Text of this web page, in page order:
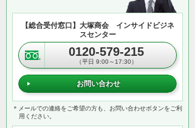
【総合受付窓口】大塚商会 インサイドビジネ
スセンター
0120-579-215
（平日 9:00～17:30）
お問い合わせ
＊メールでの連絡をご希望の方も、お問い合わせボタンをご利
用ください。